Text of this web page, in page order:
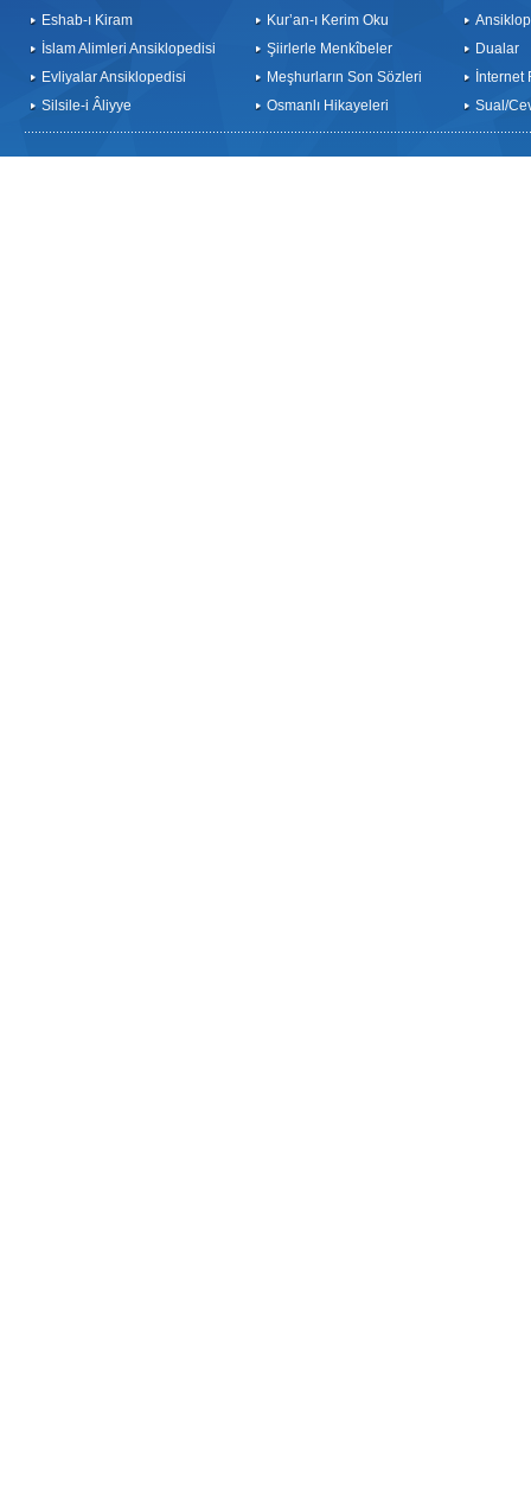
Eshab-ı Kiram
İslam Alimleri Ansiklopedisi
Evliyalar Ansiklopedisi
Silsile-i Âliyye
Kur’an-ı Kerim Oku
Şiirlerle Menkîbeler
Meşhurların Son Sözleri
Osmanlı Hikayeleri
Dualar
İnternet
Sual/